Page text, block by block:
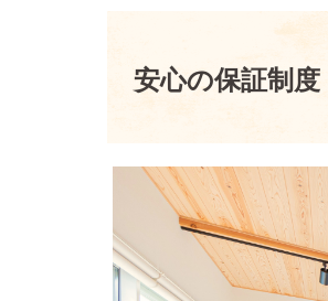
安心の保証制